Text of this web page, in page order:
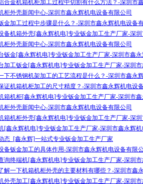
合金机箱机柜加工过程中切割有什么方法？-深圳市
柜外壳新闻中心-深圳市鑫永辉机电设备有限公司
金加工过程中步骤是什么？-深圳市鑫永辉机电设备
备机箱外壳[鑫永辉机电]专业钣金加工生产厂家-深
柜外壳新闻中心-深圳市鑫永辉机电设备有限公司
钣金[鑫永辉机电]专业钣金加工生产厂家-深圳市鑫
加工钣金[鑫永辉机电]专业钣金加工生产厂家-深圳
下不锈钢机架加工的工艺流程是什么？-深圳市鑫永
证机箱机柜加工的尺寸精度？-深圳市鑫永辉机电设
箱机柜[鑫永辉机电]专业钣金加工生产厂家-深圳市
柜外壳新闻中心-深圳市鑫永辉机电设备有限公司
箱机柜外壳[鑫永辉机电]专业钣金加工生产厂家-深
[鑫永辉机电]专业钣金加工生产厂家-深圳市鑫永辉
态_[鑫永辉]一站式专业钣金加工生产厂家
备钣金加工的具体作用-深圳市鑫永辉机电设备有限
询终端机[鑫永辉机电]专业钣金加工生产厂家-深圳
解一下机箱机柜外壳的主要材料有哪些？-深圳市鑫
外壳加工[鑫永辉机电]专业钣金加工生产厂家-深圳